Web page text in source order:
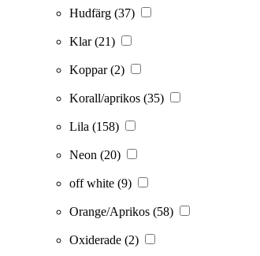
Hudfärg (37)
Klar(21)
Koppar(2)
Korall/aprikos (35)
Lila (158)
Neon (20)
off white (9)
Orange/Aprikos (58)
Oxiderade (2)